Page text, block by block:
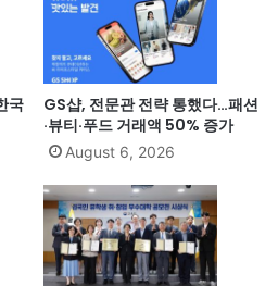
국
GS샵, 전문관 전략 통했다…패션
·뷰티·푸드 거래액 50% 증가
August 6, 2026